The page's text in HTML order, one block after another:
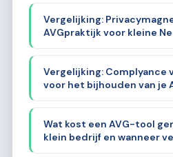
Vergelijking:
AVGpraktijk voor kleine
ondernemers
Vergelijking: Complyance
voor het bijhouden van je
documentatie
Wat kost een AVG-tool
klein bedrijf en wanneer
terug?